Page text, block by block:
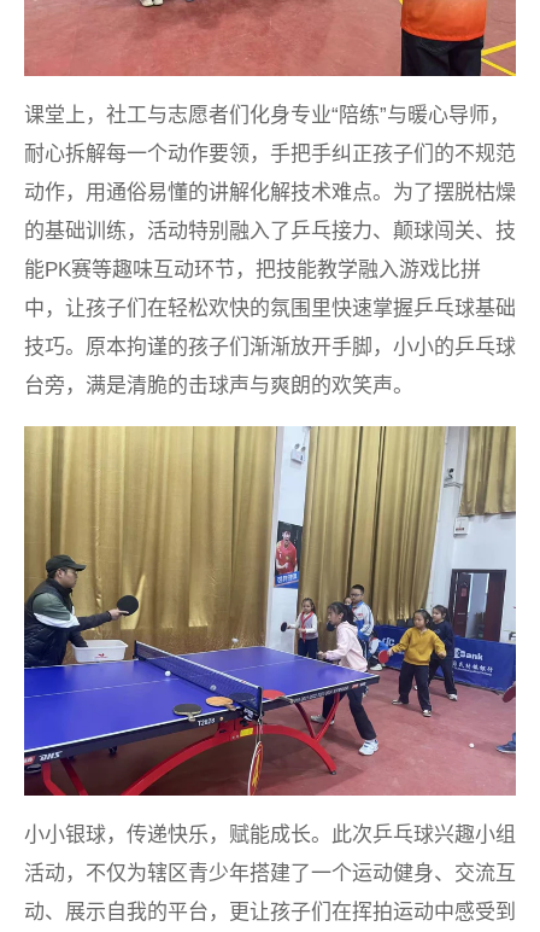
课堂上，社工与志愿者们化身专业“陪练”与暖心导师，
耐心拆解每一个动作要领，手把手纠正孩子们的不规范
动作，用通俗易懂的讲解化解技术难点。为了摆脱枯燥
的基础训练，活动特别融入了乒乓接力、颠球闯关、技
能PK赛等趣味互动环节，把技能教学融入游戏比拼
中，让孩子们在轻松欢快的氛围里快速掌握乒乓球基础
技巧。原本拘谨的孩子们渐渐放开手脚，小小的乒乓球
台旁，满是清脆的击球声与爽朗的欢笑声。
小小银球，传递快乐，赋能成长。此次乒乓球兴趣小组
活动，不仅为辖区青少年搭建了一个运动健身、交流互
动、展示自我的平台，更让孩子们在挥拍运动中感受到